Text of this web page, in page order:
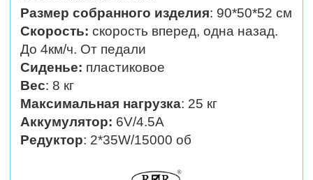
Размер собранного изделия: 90*50*52 см
Скорость: скорость вперед, одна назад.
До 4км/ч. От педали
Сиденье: пластиковое
Вес: 8 кг
Максимальная нагрузка: 25 кг
Аккумулятор: 6V/4.5А
Редуктор: 2*35W/15000 об